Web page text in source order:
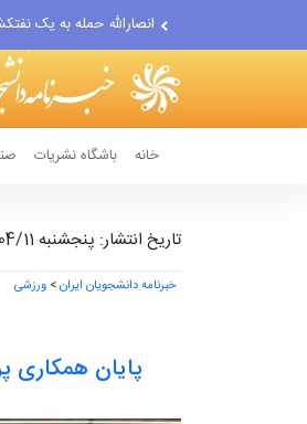
حادثه امنیتی دریایی در
لفاظی جدید نتانیاهو علیه
خانه باشگاه نشریات
تاریخ انتشار: پنجشنبه 1405/04/11 - 03:12
خبرنامه دانشجویان ایران> ورزشی
پایان همکاری